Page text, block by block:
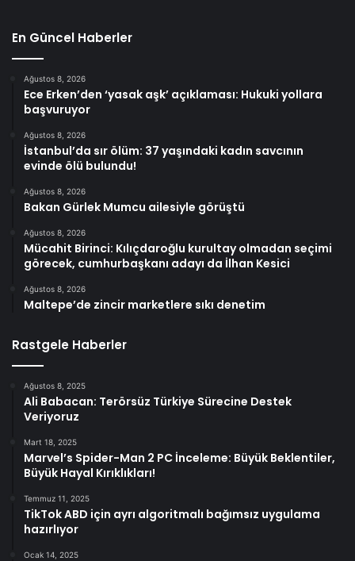
En Güncel Haberler
Ağustos 8, 2026
Ece Erken’den ‘yasak aşk’ açıklaması: Hukuki yollara
başvuruyor
Ağustos 8, 2026
İstanbul’da sır ölüm: 37 yaşındaki kadın savcının
evinde ölü bulundu!
Ağustos 8, 2026
Bakan Gürlek Mumcu ailesiyle görüştü
Ağustos 8, 2026
Mücahit Birinci: Kılıçdaroğlu kurultay olmadan seçimi
görecek, cumhurbaşkanı adayı da İlhan Kesici
Ağustos 8, 2026
Maltepe’de zincir marketlere sıkı denetim
Rastgele Haberler
Ağustos 8, 2025
Ali Babacan: Terörsüz Türkiye Sürecine Destek
Veriyoruz
Mart 18, 2025
Marvel’s Spider-Man 2 PC İnceleme: Büyük Beklentiler,
Büyük Hayal Kırıklıkları!
Temmuz 11, 2025
TikTok ABD için ayrı algoritmalı bağımsız uygulama
hazırlıyor
Ocak 14, 2025